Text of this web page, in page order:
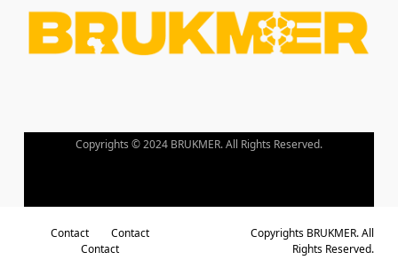
Copyrights © 2024 BRUKMER. All Rights Reserved.
Contact
Contact
Contact
Copyrights BRUKMER. All
Rights Reserved.